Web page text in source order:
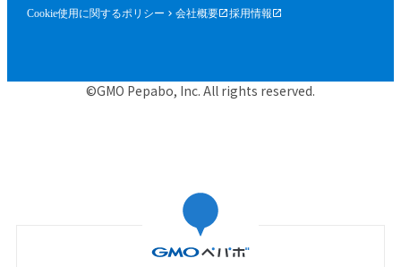
Cookie使用に関するポリシー
会社概要 採用情報
©GMO Pepabo, Inc. All rights reserved.